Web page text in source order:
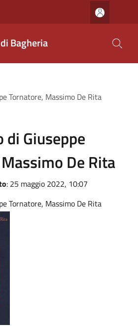
Bagheria
Tornatore, Massimo De Rita
di Giuseppe
De Rita
: 25 maggio 2022, 10:07
Tornatore, Massimo De Rita